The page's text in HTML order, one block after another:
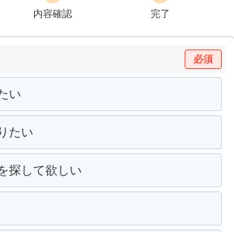
内容確認
完了
必須
い
たい
探して欲しい